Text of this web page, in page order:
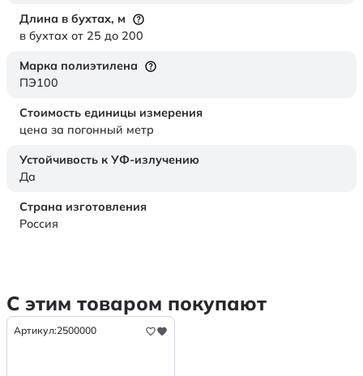
Длина в бухтах, м
в бухтах от 25 до 200
Марка полиэтилена
ПЭ100
Стоимость единицы измерения
цена за погонный метр
Устойчивость к УФ-излучению
Да
Страна изготовления
Россия
С этим товаром покупают
Артикул:2500000